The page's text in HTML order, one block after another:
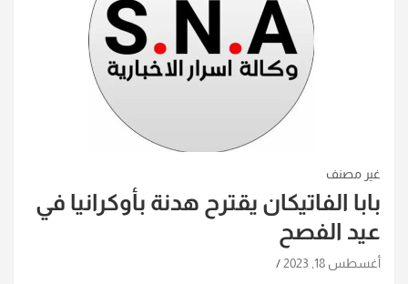
غير مصنف
بابا الفاتيكان يقترح هدنة بأوكرانيا في
عيد الفصح
أغسطس 18, 2023